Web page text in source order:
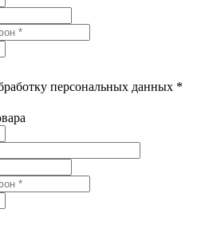
персональных данных *